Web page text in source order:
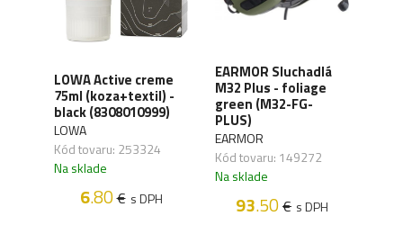
LOWA Active creme
75ml (koza+textil) -
black (8308010999)
LOWA
Kód tovaru: 253324
Na sklade
6.80€ s DPH
EARMOR Sluchadlá
M32 Plus - foliage
green (M32-FG-
PLUS)
EARMOR
Kód tovaru: 149272
Na sklade
93.50€ s DPH